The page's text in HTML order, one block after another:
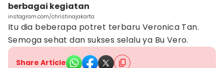
berbagai kegiatan
instagram.com/christinajakarta
Itu dia beberapa potret terbaru Veronica Tan.
Semoga sehat dan sukses selalu ya Bu Vero.
Share Article